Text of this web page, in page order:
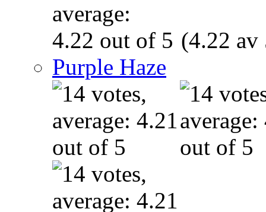
(4.22 av
Purple Haze